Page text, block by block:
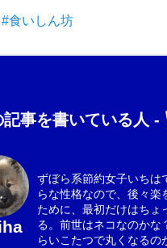
食いしん坊
記事を書いている人 -
ずぼら系節約女子いちは
らな性格なので、後々楽
ために、最初だけはちょ
る。前世はネコなのかな
らいこたつで丸くなるの